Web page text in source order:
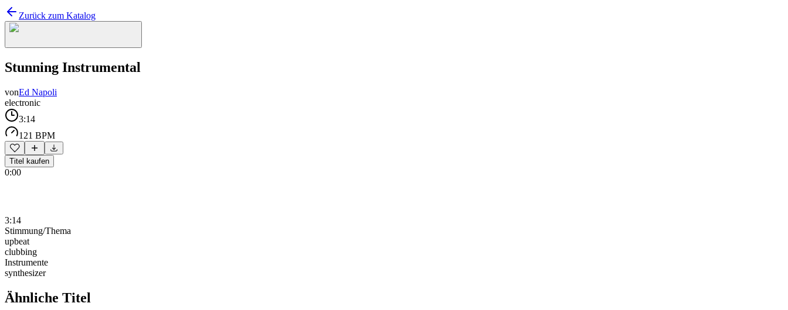
Zurück zum Katalog
Stunning Instrumental
vonEd Napoli
electronic
3:14
121 BPM
Titel kaufen
0:00
3:14
Stimmung/Thema
upbeat
clubbing
Instrumente
synthesizer
Ähnliche Titel